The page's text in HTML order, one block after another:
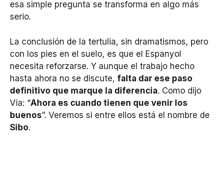
esa simple pregunta se transforma en algo más
serio.
La conclusión de la tertulia, sin dramatismos, pero
con los pies en el suelo, es que el Espanyol
necesita reforzarse. Y aunque el trabajo hecho
hasta ahora no se discute, falta dar ese paso
definitivo que marque la diferencia. Como dijo
Via: “Ahora es cuando tienen que venir los
buenos”. Veremos si entre ellos está el nombre de
Sibo.